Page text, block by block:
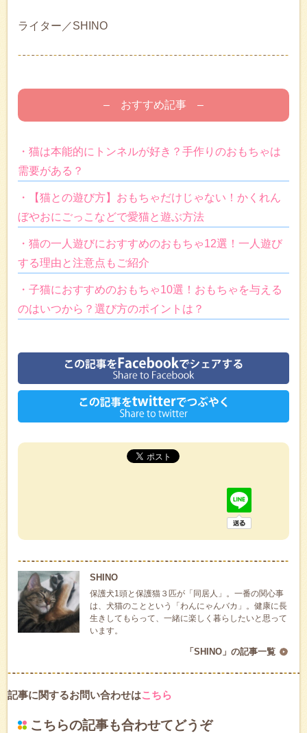
ライター／SHINO
– おすすめ記事 –
・猫は本能的にトンネルが好き？手作りのおもちゃは
需要がある？
・【猫との遊び方】おもちゃだけじゃない！かくれん
ぼやおにごっこなどで愛猫と遊ぶ方法
・猫の一人遊びにおすすめのおもちゃ12選！一人遊び
する理由と注意点もご紹介
・子猫におすすめのおもちゃ10選！おもちゃを与える
のはいつから？選び方のポイントは？
SHINO
保護犬1頭と保護猫３匹が「同居人」。一番の関心事
は、犬猫のことという「わんにゃんバカ」。健康に長
生きしてもらって、一緒に楽しく暮らしたいと思って
います。
「SHINO」の記事一覧
記事に関するお問い合わせはこちら
こちらの記事も合わせてどうぞ